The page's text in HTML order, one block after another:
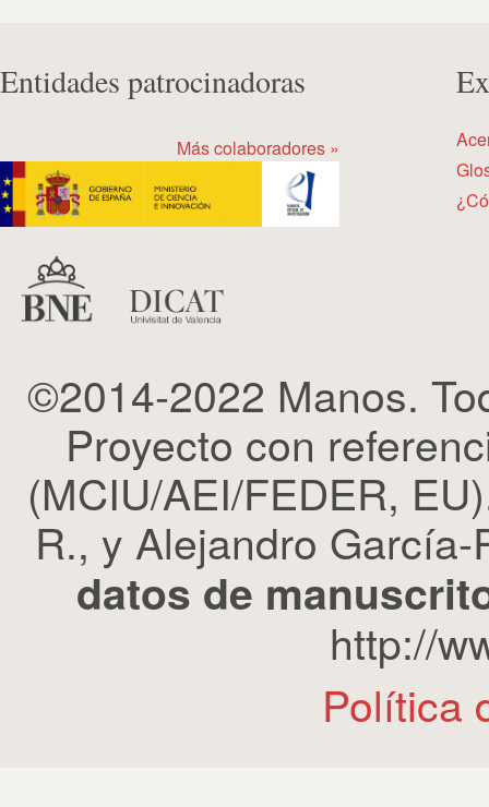
Entidades patrocinadoras
Más colaboradores »
©2014-2022 Manos.
Proyecto con
(MCIU/AEI/FEDER,
R., y Alejandro
datos de
http://
Política